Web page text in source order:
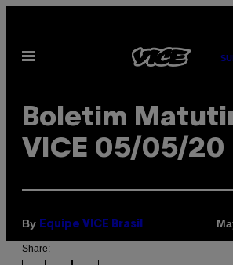
content
Open
Boletim
VICE 05/05/20
By Equipe VICE Brasil
Share: